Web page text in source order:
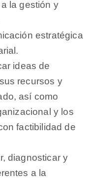
la gestión y
estratégica
ideas de
recursos y
así como
y los
factibilidad de
diagnosticar y
a la